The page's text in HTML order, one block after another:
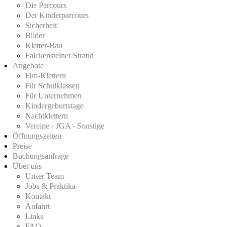
Die Parcours
Der Kinderparcours
Sicherheit
Bilder
Kletter-Bau
Falckensteiner Strand
Angebote
Fun-Klettern
Für Schulklassen
Für Unternehmen
Kindergeburtstage
Nachtklettern
Vereine - JGA - Sonstige
Öffnungszeiten
Preise
Buchungsanfrage
Über uns
Unser Team
Jobs & Praktika
Kontakt
Anfahrt
Links